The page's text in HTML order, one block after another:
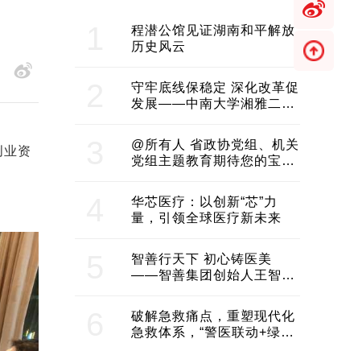
资
程潜公馆见证湖南和平解放
历史风云
守牢底线保稳定 深化改革促
发展——中南大学湘雅二医
@所有人 省政协党组、机关
党组主题教育期待您的宝贵
华芯医疗：以创新“芯”力
量，引领全球医疗新未来
智善行天下 初心铸医美
——智善集团创始人王智带
建医美产业良性生态圈
破解急救痛点，重塑现代化
急救体系，“警医联动+绿波